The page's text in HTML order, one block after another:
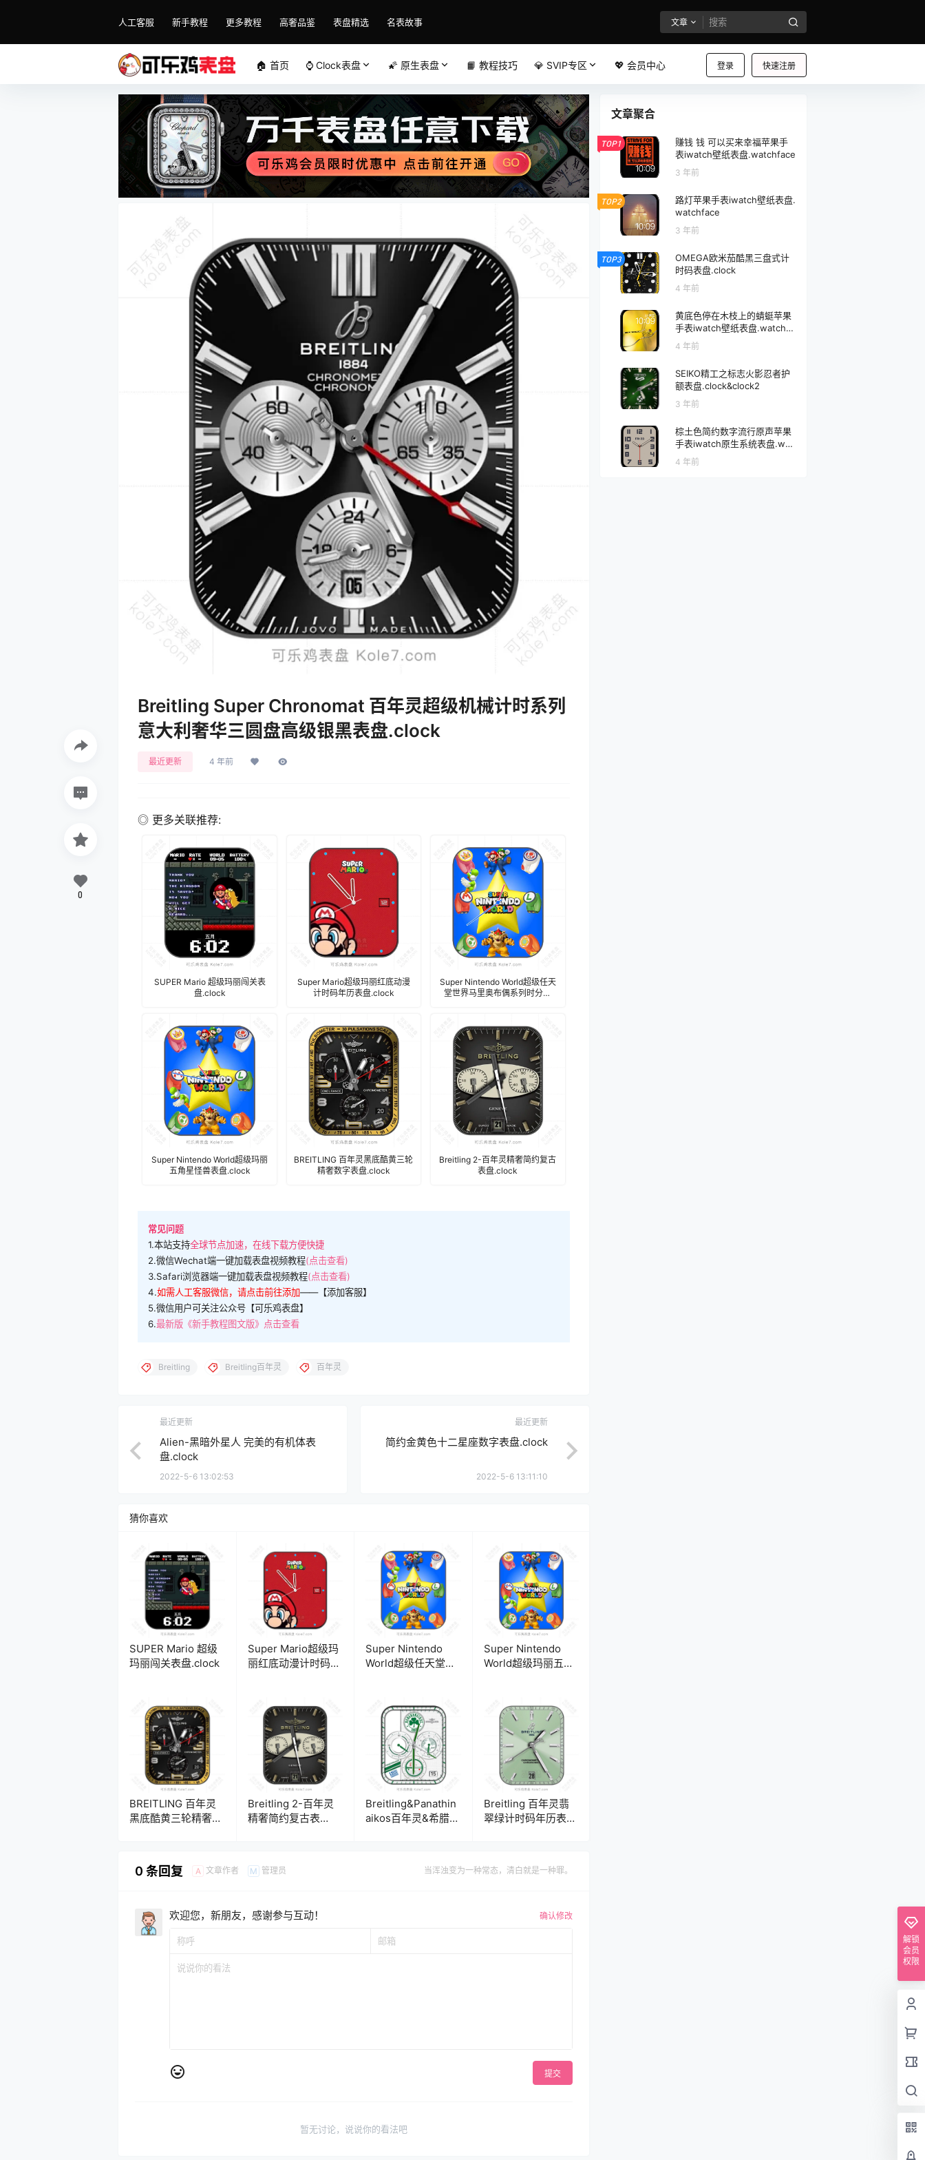
人工客服 新手教程 更多教程 高奢品鉴 表盘精选 名表故事 文章
登录 快速注册
🏠 首页 ⌚️ Clock表盘 🌠 原生表盘 📙 教程技巧 💎 SVIP专区 💖 会员中心
Breitling Super Chronomat 百年灵超级机械计时系列
意大利奢华三圆盘高级银黑表盘.clock
最近更新 4 年前
◎ 更多关联推荐:
SUPER Mario 超级玛丽闯关表
盘.clock
Super Mario超级玛丽红底动漫
计时码年历表盘.clock
Super Nintendo World超级任天
堂世界马里奥布偶系列时分表
Super Nintendo World超级玛丽
五角星怪兽表盘.clock
BREITLING 百年灵黑底酷黄三轮
精奢数字表盘.clock
Breitling 2-百年灵精奢简约复古
表盘.clock
常见问题
1.本站支持全球节点加速，在线下载方便快捷
2.微信Wechat端一键加载表盘视频教程(点击查看)
3.Safari浏览器端一键加载表盘视频教程(点击查看)
4.如需人工客服微信，请点击前往添加——【添加客服】
5.微信用户可关注公众号【可乐鸡表盘】
6.最新版《新手教程图文版》点击查看
0
Breitling Breitling百年灵 百年灵
最近更新
Alien-黑暗外星人 完美的有机体表
盘.clock
2022-5-6 13:02:53
最近更新
简约金黄色十二星座数字表盘.clock
2022-5-6 13:11:10
猜你喜欢
SUPER Mario 超级
玛丽闯关表盘.clock
Super Mario超级玛
丽红底动漫计时码年
Super Nintendo
World超级任天堂世
Super Nintendo
World超级玛丽五角
BREITLING 百年灵
黑底酷黄三轮精奢数
Breitling 2-百年灵
精奢简约复古表
Breitling&Panathin
aikos百年灵&希腊帕
Breitling 百年灵翡
翠绿计时码年历表
0 条回复 A 文章作者 M 管理员 当浑浊变为一种常态，清白就是一种罪。
欢迎您，新朋友，感谢参与互动！ 确认修改
提交
暂无讨论，说说你的看法吧
文章聚合
TOP1
赚钱 钱 可以买来幸福苹果手
表iwatch壁纸表盘.watchface
3 年前
TOP2
路灯苹果手表iwatch壁纸表盘.
watchface
3 年前
TOP3
OMEGA欧米茄酷黑三盘式计
时码表盘.clock
4 年前
黄底色停在木枝上的蜻蜓苹果
手表iwatch壁纸表盘.watchfa
ce
4 年前
SEIKO精工之标志火影忍者护
额表盘.clock&clock2
3 年前
棕土色简约数字流行原声苹果
手表iwatch原生系统表盘.wat
chface
4 年前
解锁
会员
权限